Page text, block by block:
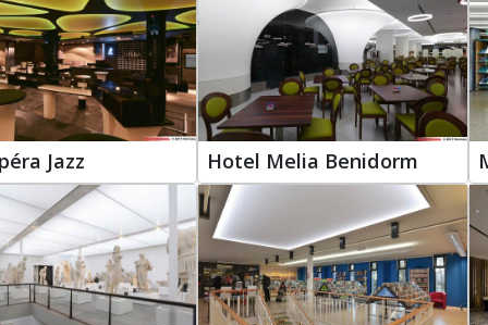
Jazz Hotel Melia Benidorm